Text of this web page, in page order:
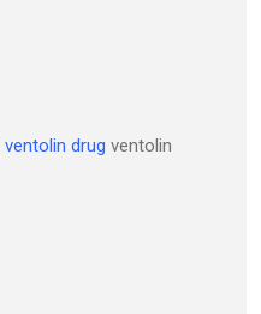
ventolin drug ventolin